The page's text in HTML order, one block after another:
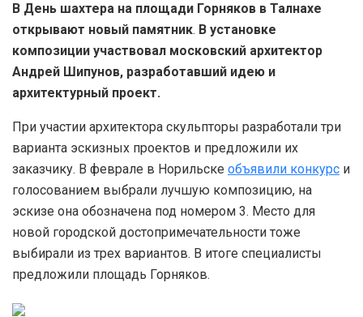
В День шахтера на площади Горняков в Талнахе
открывают новый памятник. В установке
композиции участвовал московский архитектор
Андрей Шипунов, разработавший идею и
архитектурный проект.
При участии архитектора скульпторы разработали три
варианта эскизных проектов и предложили их
заказчику. В феврале в Норильске объявили конкурс и
голосованием выбрали лучшую композицию, на
эскизе она обозначена под номером 3. Место для
новой городской достопримечательности тоже
выбирали из трех вариантов. В итоге специалисты
предложили площадь Горняков.